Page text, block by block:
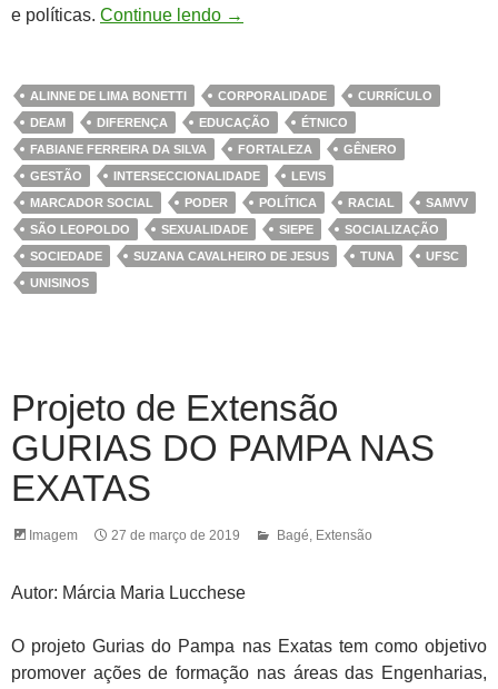
e políticas. Continue lendo →
ALINNE DE LIMA BONETTI CORPORALIDADE
CURRÍCULO
DEAM
DIFERENÇA EDUCAÇÃO
ÉTNICO
FABIANE FERREIRA DA SILVA
FORTALEZA
GÊNERO
GESTÃO
INTERSECCIONALIDADE
LEVIS
MARCADOR SOCIAL
PODER POLÍTICA RACIAL
SAMVV
SÃO LEOPOLDO
SEXUALIDADE SIEPE
SOCIALIZAÇÃO
SOCIEDADE
SUZANA CAVALHEIRO DE JESUS TUNA
UFSC
UNISINOS
Projeto de Extensão
GURIAS DO PAMPA NAS
EXATAS
Imagem 27 de março de 2019 Bagé, Extensão
Autor: Márcia Maria Lucchese
O projeto Gurias do Pampa nas Exatas tem como objetivo
promover ações de formação nas áreas das Engenharias,